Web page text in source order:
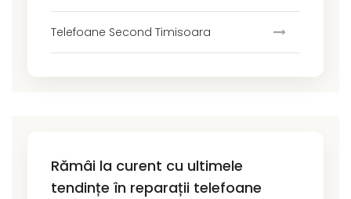
Telefoane Second Timisoara
Rămâi la curent cu ultimele
tendințe în reparații telefoane